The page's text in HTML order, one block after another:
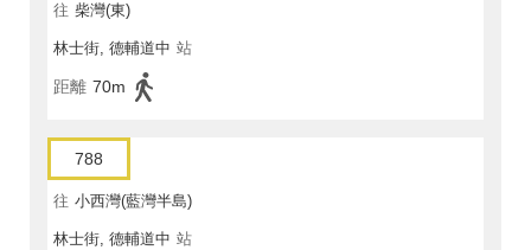
往 柴灣(東)
林士街, 德輔道中 站
距離 70m
788
往 小西灣(藍灣半島)
林士街, 德輔道中 站